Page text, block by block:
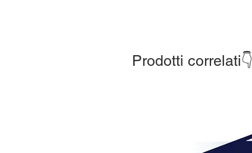
Prodotti correlati👇